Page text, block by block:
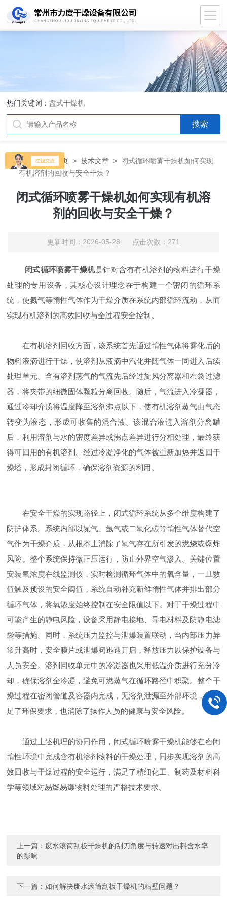
热门关键词： 盘式干燥机
当前位置：首页 >技术文章 > 闭式循环喷雾干燥机如何实现
有机溶剂的回收与安全干燥？
闭式循环喷雾干燥机如何实现有机溶
剂的回收与安全干燥？
更新时间：2026-05-28 点击次数：271
闭式循环喷雾干燥机是针对含有有机溶剂的物料进行干燥
处理的专用设备，其核心设计理念在于构建一个密闭的循环系
统，使氮气等惰性气体作为干燥介质在系统内部循环流动，从而
实现有机溶剂的高效回收与全过程安全控制。
在有机溶剂回收方面，该系统首先通过惰性气体将雾化后的
物料液滴进行干燥，使溶剂从液滴中汽化并随气体一同进入后续
处理单元。含有溶剂蒸气的气流先后经过旋风分离器和布袋过滤
器，将夹带的细微固体颗粒分离回收。随后，气流进入冷凝器，
通过冷却介质将温度降至溶剂沸点以下，使有机溶剂蒸气由气态
转变为液态，形成可收集的混合液。该混合液进入溶剂分离罐
后，利用溶剂与水的密度差异或沸点差异进行分相处理，最终获
得可回用的有机溶剂。经过冷凝净化的气体被重新加热并返回干
燥塔，形成封闭循环，确保溶剂资源的利用。
在安全干燥的实现路径上，闭式循环系统从多个维度构建了
防护体系。系统内部以氮气、氩气或二氧化碳等惰性气体替代空
气作为干燥介质，从根本上消除了氧气存在所引发的燃烧或爆炸
风险。整个系统保持微正压运行，防止外界空气渗入。关键位置
安装氧浓度在线监测仪，实时检测循环气体中的氧含量，一旦数
值触及预设的安全阈值，系统自动补充新鲜惰性气体并排出部分
循环气体，将氧浓度始终控制在安全限值以下。对于干燥过程中
可能产生的静电风险，设备采用静电接地、导电材料及防静电滤
袋等措施。同时，系统压力监控与泄爆装置联动，当内部压力异
常升高时，安全膜片或泄爆阀迅速开启，释放压力以保护设备与
人员安全。溶剂回收单元中的冷凝器也采用低温介质进行充分冷
却，确保溶剂全冷凝，避免可燃蒸气在循环路径中积聚。整个干
燥过程在密闭管道及容器内完成，无溶剂泄漏至外部环境，既满
足了环保要求，也消除了操作人员的健康与安全风险。
通过上述机理的协同作用，闭式循环喷雾干燥机能够在密闭
惰性环境中完成含有机溶剂物料的干燥处理，同步实现溶剂的高
效回收与干燥过程的安全运行，满足了精细化工、制药及材料科
学等领域对易燃易爆物料处理的严格技术要求。
上一篇： 废水滚筒刮板干燥机的刮刀角度与转速对出料含水率
的影响
下一篇：如何解决废水滚筒刮板干燥机的粘壁问题？